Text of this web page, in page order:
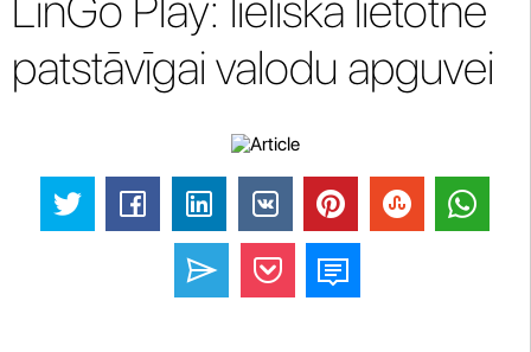
patstāvīgai valodu apguvei